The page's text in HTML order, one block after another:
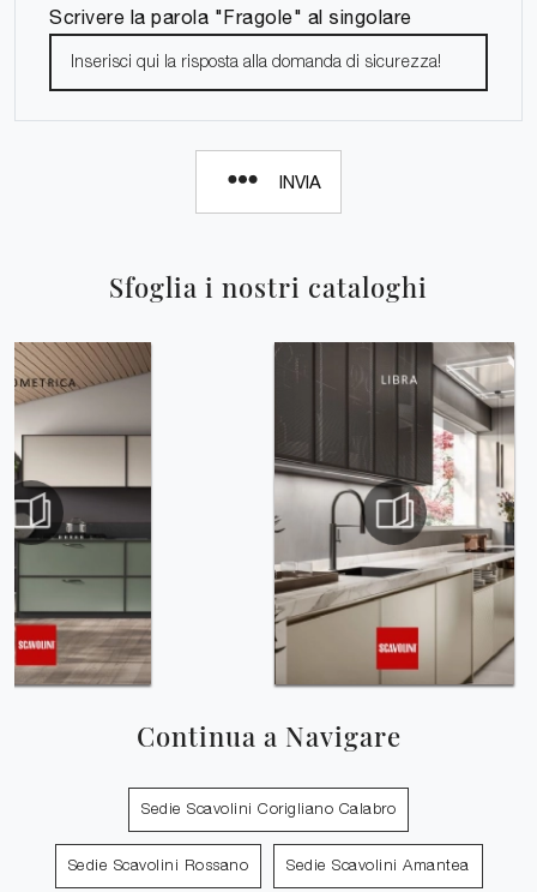
Sfoglia i nostri cataloghi
Continua a Navigare
Sedie Scavolini Corigliano Calabro
Sedie Scavolini Rossano Sedie Scavolini Amantea
Scrivere la parola "Fragole" al singolare
INVIA